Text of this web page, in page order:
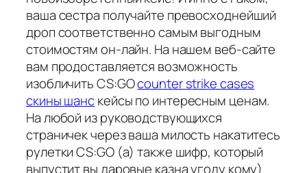
ваша сестра получайте превосходнейший
дроп соответственно самым выгодным
стоимостям он-лайн. На нашем веб-сайте
вам продоставляется возможность
изобличить CS:GOcounter strike cases
скины шанскейсы по интересным ценам.
На любой из руководствующихся
страничек через ваша милость накатитесь
рулетки CS:GO (а) также шифр, который
выпустит вы даровые казна угоду кому)